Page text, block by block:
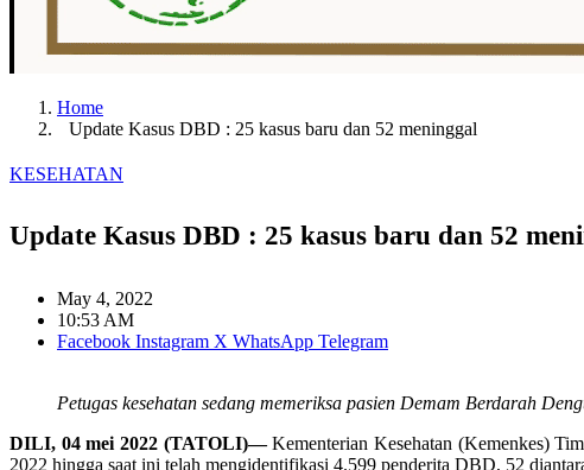
Home
Update Kasus DBD : 25 kasus baru dan 52 meninggal
KESEHATAN
Update Kasus DBD : 25 kasus baru dan 52
May 4, 2022
10:53 AM
Facebook Instagram X WhatsApp Telegram
Petugas kesehatan sedang memeriksa pasien Demam Berdarah
DILI, 04 mei 2022 (TATOLI)—Kementerian Kesehatan (Kemenkes)
2022 hingga saat ini telah mengidentifikasi 4.599 penderita DBD, 52